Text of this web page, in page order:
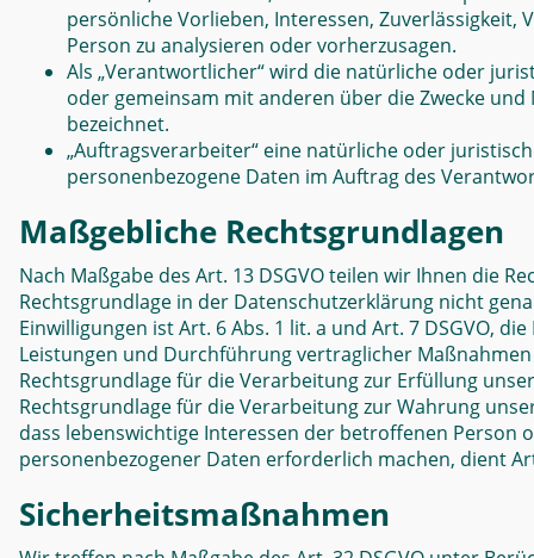
persönliche Vorlieben, Interessen,
Person zu analysieren oder vorherzusagen.
Als „Verantwortlicher“ wird die natürliche oder
oder gemeinsam mit anderen über die Zwecke
bezeichnet.
„Auftragsverarbeiter“ eine natürliche oder
personenbezogene Daten im Auftrag des
Maßgebliche Rechtsgrundlagen
Nach Maßgabe des Art. 13 DSGVO teilen wir Ihnen die
Rechtsgrundlage in der Datenschutzerklärung nicht
Einwilligungen ist Art. 6 Abs. 1 lit. a und Art. 7 DSGVO,
Leistungen und Durchführung vertraglicher
Rechtsgrundlage für die Verarbeitung zur Erfüllung
Rechtsgrundlage für die Verarbeitung zur Wahrung
dass lebenswichtige Interessen der betroffenen
personenbezogener Daten erforderlich machen, dient
Sicherheitsmaßnahmen